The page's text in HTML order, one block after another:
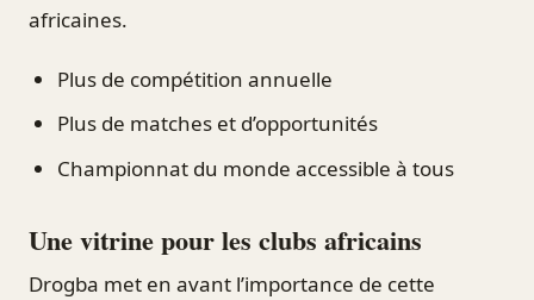
africaines.
Plus de compétition annuelle
Plus de matches et d’opportunités
Championnat du monde accessible à tous
Une vitrine pour les clubs africains
Drogba met en avant l’importance de cette